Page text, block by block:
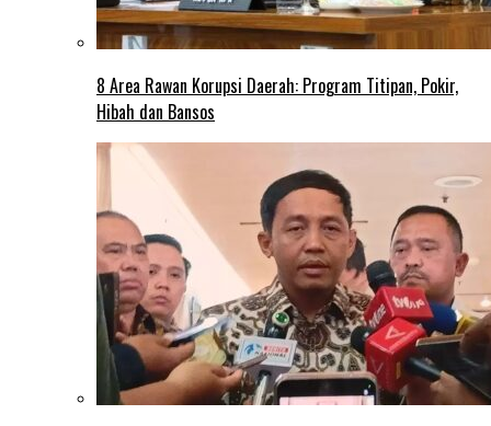
8 Area Rawan Korupsi Daerah: Program Titipan, Pokir,
Hibah dan Bansos